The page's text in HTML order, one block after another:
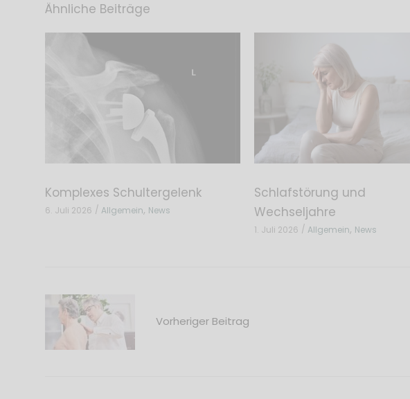
Ähnliche Beiträge
Komplexes Schultergelenk
6. Juli 2026 Allgemein, News
Schlafstörung und
Wechseljahre
1. Juli 2026 Allgemein, News
Vorheriger Beitrag